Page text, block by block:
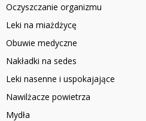
Oczyszczanie organizmu
Leki na miażdżycę
Obuwie medyczne
Nakładki na sedes
Leki nasenne i uspokajające
Nawilżacze powietrza
Mydła